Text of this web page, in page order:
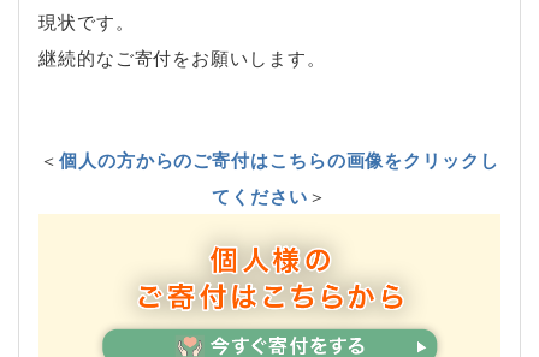
現状です。
継続的なご寄付をお願いします。
＜個人の方からのご寄付はこちらの画像をクリックし
てください＞